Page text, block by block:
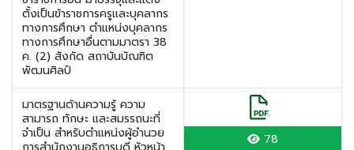
ตั้งเป็นข้าราชการครูและบุคลากร
ทางการศึกษา ตำแหน่งบุคลากร
ทางการศึกษาอื่นตามมาตรา 38
ค. (2) สังกัด สถาบันบัณฑิต
พัฒนศิลป์
มาตรฐานด้านความรู้ ความ
สามารถ ทักษะ และสมรรถนะที่
จำเป็น สำหรับตำแหน่งผู้อำนวย
78